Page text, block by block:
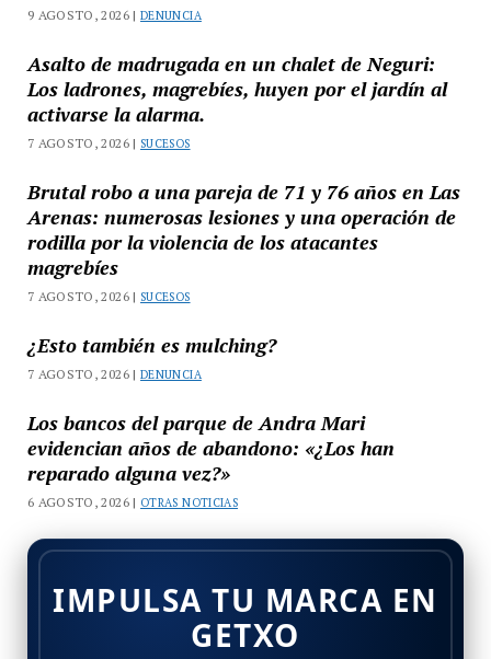
9 AGOSTO, 2026 |DENUNCIA
Asalto de madrugada en un chalet de Neguri:
Los ladrones, magrebíes, huyen por el jardín al
activarse la alarma.
7 AGOSTO, 2026 | SUCESOS
Brutal robo a una pareja de 71 y 76 años en Las
Arenas: numerosas lesiones y una operación de
rodilla por la violencia de los atacantes
magrebíes
7 AGOSTO, 2026 | SUCESOS
¿Esto también es mulching?
7 AGOSTO, 2026 |DENUNCIA
Los bancos del parque de Andra Mari
evidencian años de abandono: «¿Los han
reparado alguna vez?»
6 AGOSTO, 2026 | OTRAS NOTICIAS
IMPULSA TU MARCA EN
GETXO